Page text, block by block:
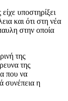
υποστηρίξει
και ότι στη νέα
στην οποία
της
της
που να
συνέπεια η